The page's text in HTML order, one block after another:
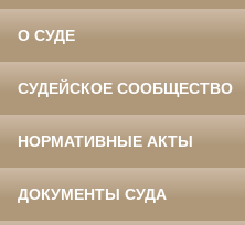
О СУДЕ
СУДЕЙСКОЕ СООБЩЕСТВО
НОРМАТИВНЫЕ АКТЫ
ДОКУМЕНТЫ СУДА